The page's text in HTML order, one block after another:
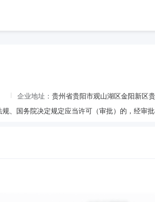
企业地址： 贵州省贵阳市观山湖区金阳新区